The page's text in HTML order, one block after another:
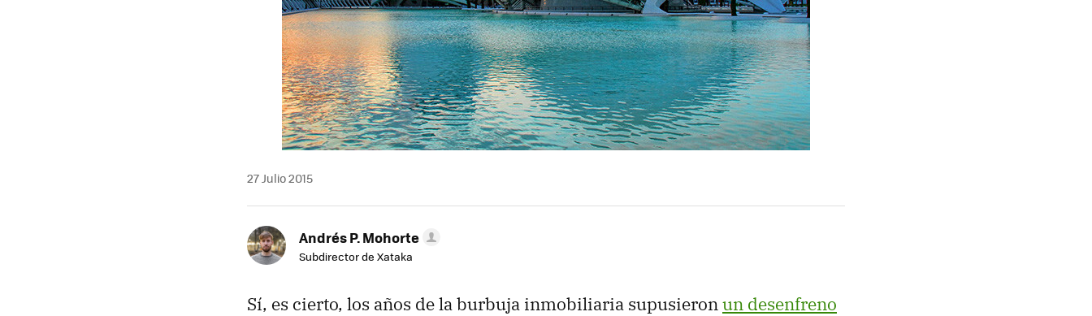
27 Julio 2015
Andrés P. Mohorte
Subdirector de Xataka
Sí, es cierto, los años de la burbuja inmobiliaria supusieronun desenfreno